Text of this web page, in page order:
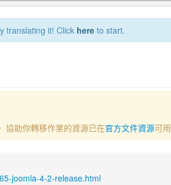
translating it! Click here to start.
協助你轉移作業的資源已在官方文件資源可用
joomla-4-2-release.html